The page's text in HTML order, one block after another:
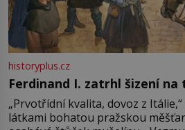
historyplus.cz
Ferdinand I. zatrhl šizení na
„Prvotřídní kvalita, dovoz z
látkami bohatou pražskou